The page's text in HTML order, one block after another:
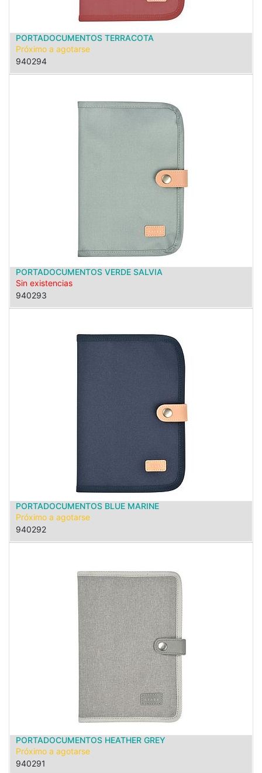
PORTADOCUMENTOS TERRACOTA
Próximo a agotarse
940294
PORTADOCUMENTOS VERDE SALVIA
Sin existencias
940293
PORTADOCUMENTOS BLUE MARINE
Próximo a agotarse
940292
PORTADOCUMENTOS HEATHER GREY
Próximo a agotarse
940291